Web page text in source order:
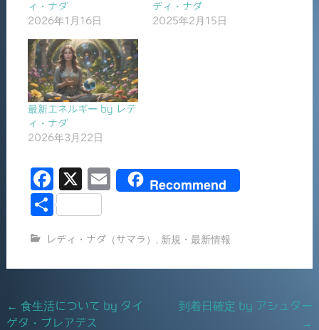
ィ・ナダ
2026年1月16日
ディ・ナダ
2025年2月15日
最新エネルギー by レデ
ィ・ナダ
2026年3月22日
F
a
e
b
o
X
E
l
Recommend
共
レディ・ナダ（サマラ） 新規・最新情報
Post
← 食生活について by タイ
ゲタ・プレアデス
到着日確定 by アシュター
→